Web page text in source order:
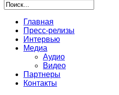
Главная
Пресс-релизы
Интервью
Медиа
Аудио
Видео
Партнеры
Контакты